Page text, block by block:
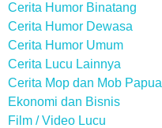
Cerita Humor Binatang
Cerita Humor Dewasa
Cerita Humor Umum
Cerita Lucu Lainnya
Cerita Mop dan Mob Papua
Ekonomi dan Bisnis
Film / Video Lucu